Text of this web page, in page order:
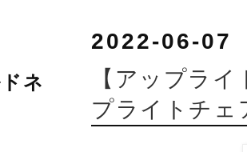
2022-06-07
【アップラ
プライトチェ